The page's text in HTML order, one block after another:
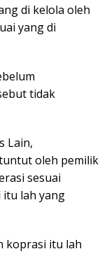
di kelola oleh
yang di
tidak
Lain,
oleh pemilik
sesuai
lah yang
koprasi itu lah